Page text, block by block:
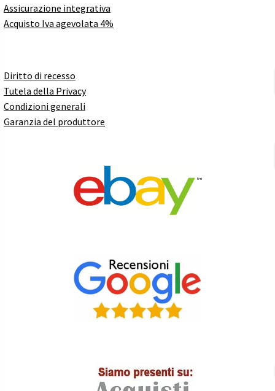
Assicurazione integrativa
Acquisto Iva agevolata 4%
Diritto di recesso
Tutela della Privacy
Condizioni generali
Garanzia del produttore